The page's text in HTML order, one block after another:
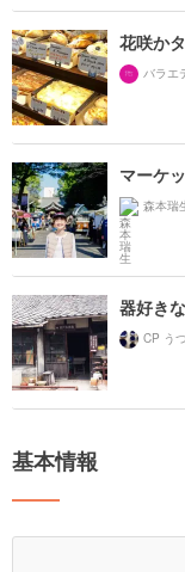
花咲か
マーケ
森本瑞
器好き
CP う
基本情報